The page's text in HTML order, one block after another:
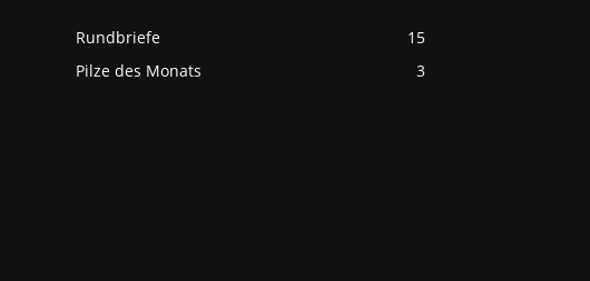
Rundbriefe
15
Pilze des Monats
3